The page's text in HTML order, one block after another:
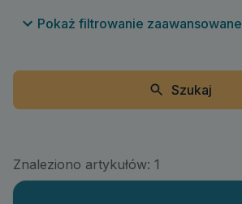
Pokaż filtrowanie zaawansowane
Szukaj
Znaleziono artykułów: 1